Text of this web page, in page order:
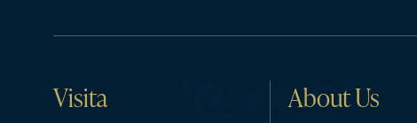
Visita About Us